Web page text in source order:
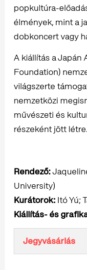
popkultúra-
élmények, mint a
dobkoncert vagy
A kiállítás a Japán
Foundation)
világszerte
nemzetközi
művészeti és
részeként jött létre.
Rendező:
University)
Kurátorok: Itó Yú;
Kiállítás- és
Jegyvásárlás